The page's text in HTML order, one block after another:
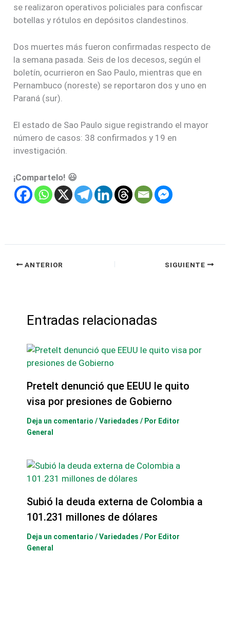
se realizaron operativos policiales para confiscar
botellas y rótulos en depósitos clandestinos.
Dos muertes más fueron confirmadas respecto de
la semana pasada. Seis de los decesos, según el
boletín, ocurrieron en Sao Paulo, mientras que en
Pernambuco (noreste) se reportaron dos y uno en
Paraná (sur).
El estado de Sao Paulo sigue registrando el mayor
número de casos: 38 confirmados y 19 en
investigación.
¡Compartelo! 😃
ANTERIOR SIGUIENTE
Entradas relacionadas
Pretelt denunció que EEUU le quito
visa por presiones de Gobierno
Deja un comentario /Variedades / Por Editor
General
Subió la deuda externa de Colombia a
101.231 millones de dólares
Deja un comentario /Variedades / Por Editor
General